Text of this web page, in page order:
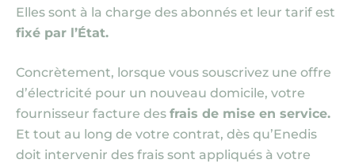
Elles sont à la charge des abonnés et leur tarif est
fixé par l’État.
Concrètement, lorsque vous souscrivez une offre
d’électricité pour un nouveau domicile, votre
fournisseur facture des frais de mise en service.
Et tout au long de votre contrat, dès qu’Enedis
doit intervenir des frais sont appliqués à votre